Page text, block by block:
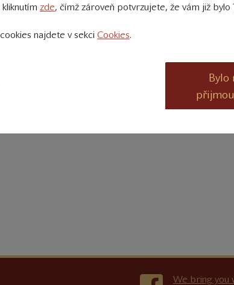
We bring you
zde, čímž zároveň potvrzujete, že vám již bylo
najdete v sekci Cookies.
Bylo